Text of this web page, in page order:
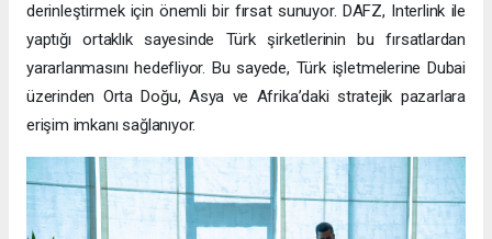
derinleştirmek için önemli bir fırsat sunuyor. DAFZ, Interlink ile
yaptığı ortaklık sayesinde Türk şirketlerinin bu fırsatlardan
yararlanmasını hedefliyor. Bu sayede, Türk işletmelerine Dubai
üzerinden Orta Doğu, Asya ve Afrika’daki stratejik pazarlara
erişim imkanı sağlanıyor.